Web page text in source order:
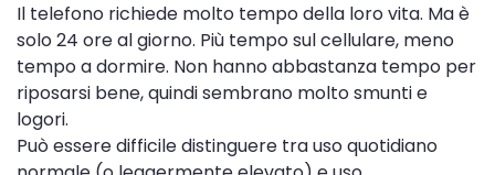
Il telefono richiede molto tempo della loro vita. Ma è
solo 24 ore al giorno. Più tempo sul cellulare, meno
tempo a dormire. Non hanno abbastanza tempo per
riposarsi bene, quindi sembrano molto smunti e
logori.
Può essere difficile distinguere tra uso quotidiano